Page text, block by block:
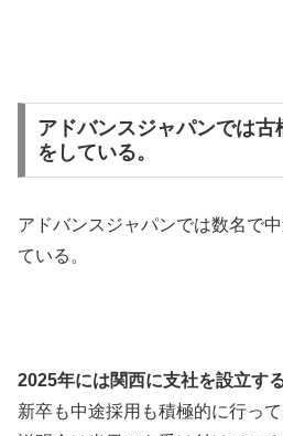
アドバンスジャパンでは古
をしている。
アドバンスジャパンでは数名で
ている。
2025年には関西に支社を設立す
新卒も中途採用も積極的に行っ